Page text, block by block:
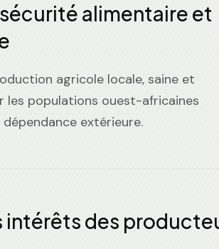
alimentaire et
agricole locale, saine et
les populations ouest-africaines
extérieure.
intérêts des